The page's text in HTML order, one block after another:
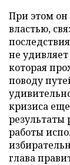
При этом
властью,
не
которая
поводу
кризиса
результаты
работы
глава